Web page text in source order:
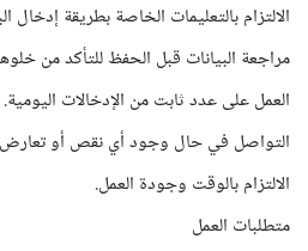
الالتزام بالتعليمات الخاصة بطريقة إدخال
مراجعة البيانات قبل الحفظ للتأكد من
العمل على عدد ثابت من الإدخالات اليومية.
التواصل في حال وجود أي نقص أو تعارض
الالتزام بالوقت وجودة العمل.
متطلبات العمل